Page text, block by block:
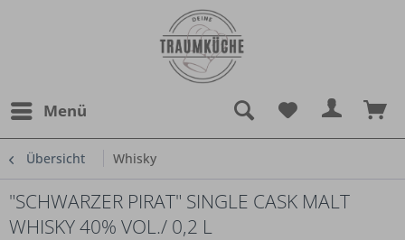
Menü
Übersicht Whisky
"SCHWARZER PIRAT" SINGLE CASK MALT
WHISKY 40% VOL./ 0,2 L